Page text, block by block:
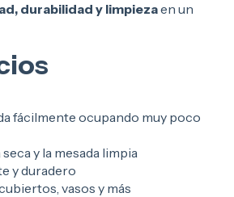
durabilidad y limpiezaen un
fácilmente ocupando muy poco
y la mesada limpia
y duradero
vasos y más